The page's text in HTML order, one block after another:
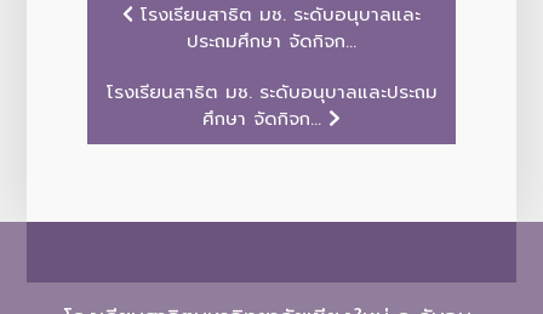
โรงเรียนสาธิต มช. ระดับอนุบาลและ
ประถมศึกษา จัดกิจก...
โรงเรียนสาธิต มช. ระดับอนุบาลและประถม
ศึกษา จัดกิจก...